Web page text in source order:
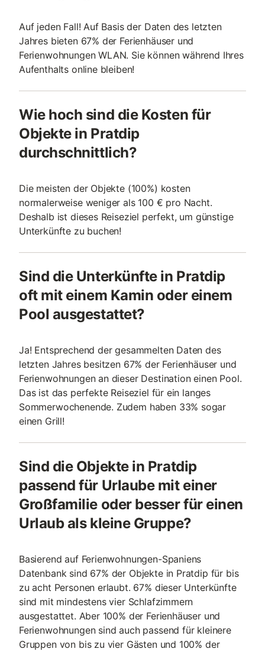
Auf jeden Fall! Auf Basis der Daten des letzten
Jahres bieten 67% der Ferienhäuser und
Ferienwohnungen WLAN. Sie können während Ihres
Aufenthalts online bleiben!
Wie hoch sind die Kosten für
Objekte in Pratdip
durchschnittlich?
Die meisten der Objekte (100%) kosten
normalerweise weniger als 100 € pro Nacht.
Deshalb ist dieses Reiseziel perfekt, um günstige
Unterkünfte zu buchen!
Sind die Unterkünfte in Pratdip
oft mit einem Kamin oder einem
Pool ausgestattet?
Ja! Entsprechend der gesammelten Daten des
letzten Jahres besitzen 67% der Ferienhäuser und
Ferienwohnungen an dieser Destination einen Pool.
Das ist das perfekte Reiseziel für ein langes
Sommerwochenende. Zudem haben 33% sogar
einen Grill!
Sind die Objekte in Pratdip
passend für Urlaube mit einer
Großfamilie oder besser für einen
Urlaub als kleine Gruppe?
Basierend auf Ferienwohnungen-Spaniens
Datenbank sind 67% der Objekte in Pratdip für bis
zu acht Personen erlaubt. 67% dieser Unterkünfte
sind mit mindestens vier Schlafzimmern
ausgestattet. Aber 100% der Ferienhäuser und
Ferienwohnungen sind auch passend für kleinere
Gruppen von bis zu vier Gästen und 100% der